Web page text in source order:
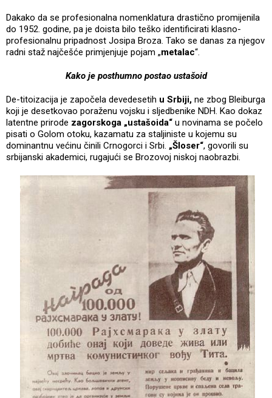
Dakako da se profesionalna nomenklatura drastično promijenila
do 1952. godine, pa je doista bilo teško identificirati klasno-
profesionalnu pripadnost Josipa Broza. Tako se danas za njegov
radni staž najčešće primjenjuje pojam „metalac“.
Kako je posthumno postao ustašoid
De-titoizacija je započela devedesetih u Srbiji, ne zbog Bleiburga
koji je desetkovao poraženu vojsku i sljedbenike NDH. Kao dokaz
latentne prirode zagorskoga „ustašoida“ u novinama se počelo
pisati o Golom otoku, kazamatu za staljiniste u kojemu su
dominantnu većinu činili Crnogorci i Srbi. „Šloser“, govorili su
srbijanski akademici, rugajući se Brozovoj niskoj naobrazbi.